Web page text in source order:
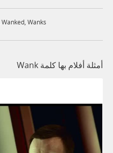
Wanked, Wanks
أمثلة أفلام بها كلمة Wank